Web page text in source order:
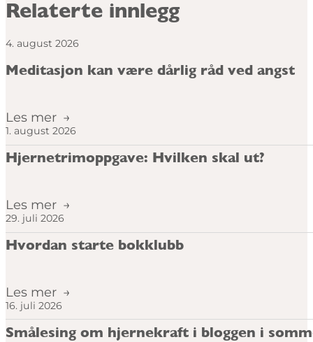
Relaterte innlegg
4. august 2026
Meditasjon kan være dårlig råd ved angst
Les mer
1. august 2026
Hjernetrimoppgave: Hvilken skal ut?
Les mer
29. juli 2026
Hvordan starte bokklubb
Les mer
16. juli 2026
Smålesing om hjernekraft i bloggen i